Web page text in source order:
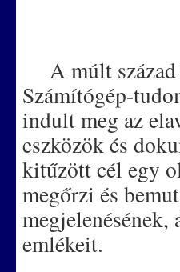
A múlt század
Számítógép-
indult meg az
eszközök és
kitűzött cél egy
megőrzi és
emlékeit.